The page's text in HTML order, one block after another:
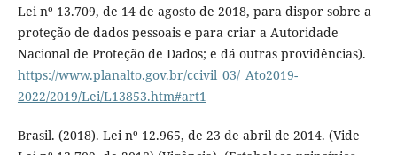
Lei nº 13.709, de 14 de agosto de 2018, para dispor sobre a
proteção de dados pessoais e para criar a Autoridade
Nacional de Proteção de Dados; e dá outras providências).
https://www.planalto.gov.br/ccivil_03/_Ato2019-
2022/2019/Lei/L13853.htm#art1
Brasil. (2018). Lei nº 12.965, de 23 de abril de 2014. (Vide